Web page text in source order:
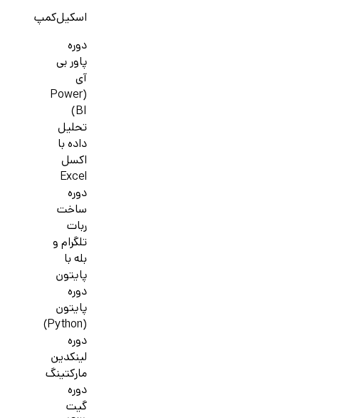
اسکیل‌کمپ
دوره
پاور بی
آی
(Power
BI)
تحلیل
داده با
اکسل
Excel
دوره
ساخت
ربات
تلگرام و
بله با
پایتون
دوره
پایتون
(Python)
دوره
لینکدین
مارکتینگ
دوره
گیت